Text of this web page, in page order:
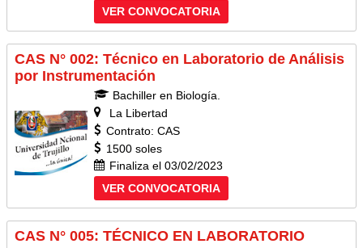
VER CONVOCATORIA
CAS N° 002: Técnico en Laboratorio de Análisis
por Instrumentación
Bachiller en Biología.
La Libertad
Contrato: CAS
1500 soles
Finaliza el 03/02/2023
VER CONVOCATORIA
CAS N° 005: TÉCNICO EN LABORATORIO